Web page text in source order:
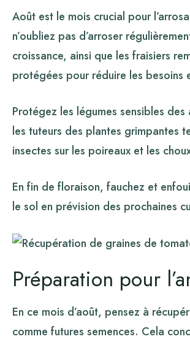
Août est le mois crucial pour
n’oubliez pas d’arroser
croissance, ainsi que les fraisiers
protégées pour réduire les besoins
Protégez les légumes sensibles
les tuteurs des plantes grimpantes
insectes sur les poireaux et les
En fin de floraison, fauchez et
le sol en prévision des prochaines
Préparation pour
En ce mois d’août, pensez à
comme futures semences. Cela